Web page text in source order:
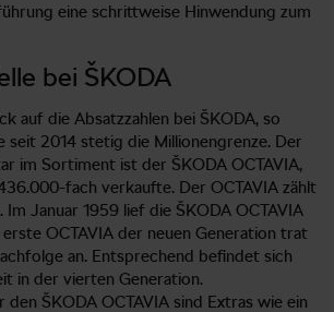
eine schrittweise Hinwendung zum
bei ŠKODA
auf die Absatzzahlen bei ŠKODA, so
seit 2014 stetig die Millionengrenze. Der
im Sortiment ist der ŠKODA OCTAVIA,
fach verkaufte. Der OCTAVIA zählt
Januar 1959 lief die ŠKODA OCTAVIA
OCTAVIA der neuen Generation trat
an. Entsprechend befindet sich
in der vierten Generation.
ŠKODA OCTAVIA sind Extras wie ein